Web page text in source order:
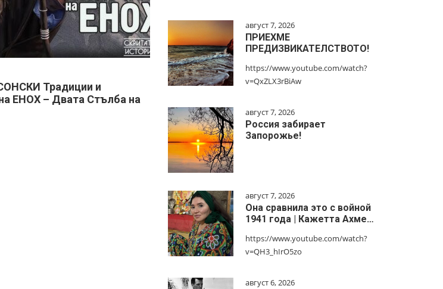
Традиции и
ЕНОХ – Двата Стълба на
август 7, 2026
ПРИЕХМЕ
ПРЕДИЗВИКАТЕЛСТВОТО!
https://www.youtube.com/watch?
v=QxZLX3rBiAw
август 7, 2026
Россия забирает
Запорожье!
август 7, 2026
Она сравнила это с войной
1941 года | Кажетта Ахме…
https://www.youtube.com/watch?
v=QH3_hIrO5zo
август 6, 2026